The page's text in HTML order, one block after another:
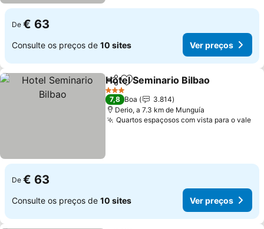
De € 63
Consulte os preços de 10 sites Ver preços
PartilharAdicionar aos favoritos
Hotel Seminario Bilbao
3 Estrelas
7,8 Boa
3.814
Derio, a 7.3 km de Munguía
Quartos espaçosos com vista para o vale
De € 63
Consulte os preços de 10 sites Ver preços